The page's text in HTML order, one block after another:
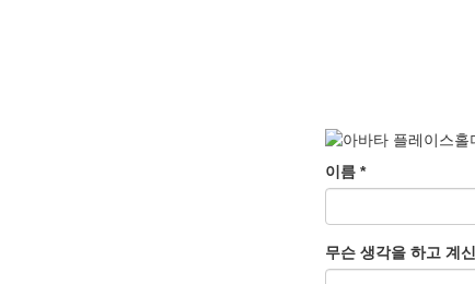
이름 *
무슨 생각을 하고 계